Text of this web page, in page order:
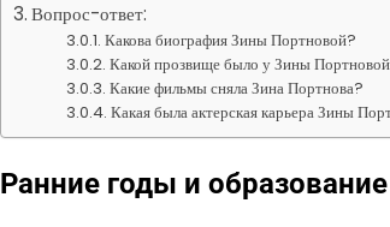
Вопрос-ответ:
Какова биография Зины Портновой?
Какой прозвище было у Зины
Какие фильмы сняла Зина Портнова?
Какая была актерская карьера Зины
Ранние годы и образование